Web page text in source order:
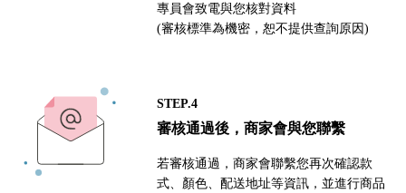
專員會致電與您核對資料
(審核標準為機密，恕不提供查詢原因)
STEP.4
審核通過後，商家會與您聯繫
若審核通過，商家會聯繫您再次確認款
式、顏色、配送地址等資訊，並進行商品